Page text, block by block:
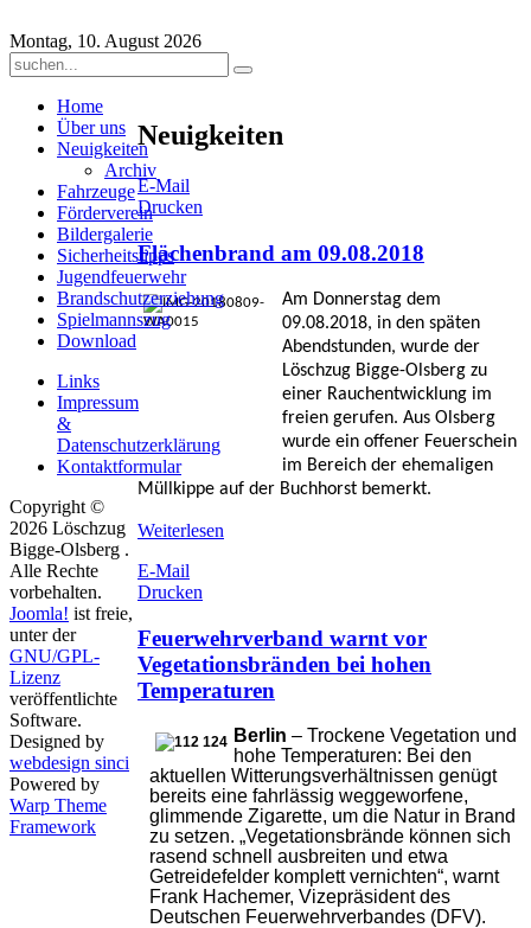
Montag, 10. August 2026
Neuigkeiten
E-Mail
Drucken
Flächenbrand am 09.08.2018
Am Donnerstag dem
09.08.2018, in den späten
Abendstunden, wurde der
Löschzug Bigge-Olsberg zu
einer Rauchentwicklung im
freien gerufen. Aus Olsberg
wurde ein offener Feuerschein
im Bereich der ehemaligen
Müllkippe auf der Buchhorst bemerkt.
Weiterlesen
E-Mail
Drucken
Feuerwehrverband warnt vor
Vegetationsbränden bei hohen
Temperaturen
Berlin – Trockene Vegetation und
hohe Temperaturen: Bei den
aktuellen Witterungsverhältnissen genügt
bereits eine fahrlässig weggeworfene,
glimmende Zigarette, um die Natur in Brand
zu setzen. „Vegetationsbrände können sich
rasend schnell ausbreiten und etwa
Getreidefelder komplett vernichten“, warnt
Frank Hachemer, Vizepräsident des
Deutschen Feuerwehrverbandes (DFV).
Home
Über uns
Neuigkeiten
Archiv
Fahrzeuge
Förderverein
Bildergalerie
Sicherheitstipps
Jugendfeuerwehr
Brandschutzerziehung
Spielmannszug
Download
Links
Impressum
&
Datenschutzerklärung
Kontaktformular
Copyright ©
2026 Löschzug
Bigge-Olsberg .
Alle Rechte
vorbehalten.
Joomla! ist freie,
unter der
GNU/GPL-
Lizenz
veröffentlichte
Software.
Designed by
webdesign sinci
Powered by
Warp Theme
Framework